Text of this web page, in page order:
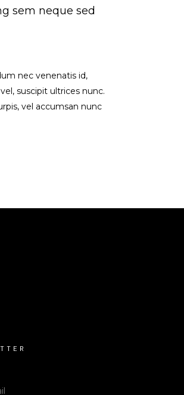
sem neque sed
nec venenatis id,
suscipit ultrices nunc.
vel accumsan nunc